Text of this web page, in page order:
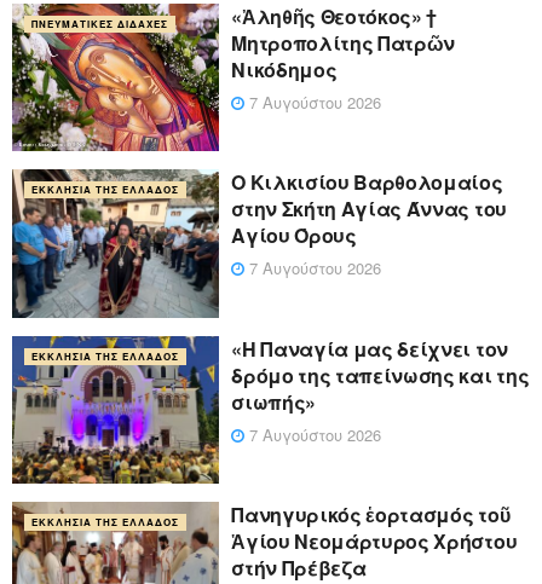
ΠΝΕΥΜΑΤΙΚΈΣ ΔΙΔΑΧΈΣ
«Ἀληθῆς Θεοτόκος» †
Μητροπολίτης Πατρῶν
Νικόδημος
7 Αυγούστου 2026
ΕΚΚΛΗΣΊΑ ΤΗΣ ΕΛΛΆΔΟΣ
Ο Κιλκισίου Βαρθολομαίος
στην Σκήτη Αγίας Άννας του
Αγίου Όρους
7 Αυγούστου 2026
ΕΚΚΛΗΣΊΑ ΤΗΣ ΕΛΛΆΔΟΣ
«Η Παναγία μας δείχνει τον
δρόμο της ταπείνωσης και της
σιωπής»
7 Αυγούστου 2026
ΕΚΚΛΗΣΊΑ ΤΗΣ ΕΛΛΆΔΟΣ
Πανηγυρικός ἑορτασμός τοῦ
Ἁγίου Νεομάρτυρος Χρήστου
στήν Πρέβεζα